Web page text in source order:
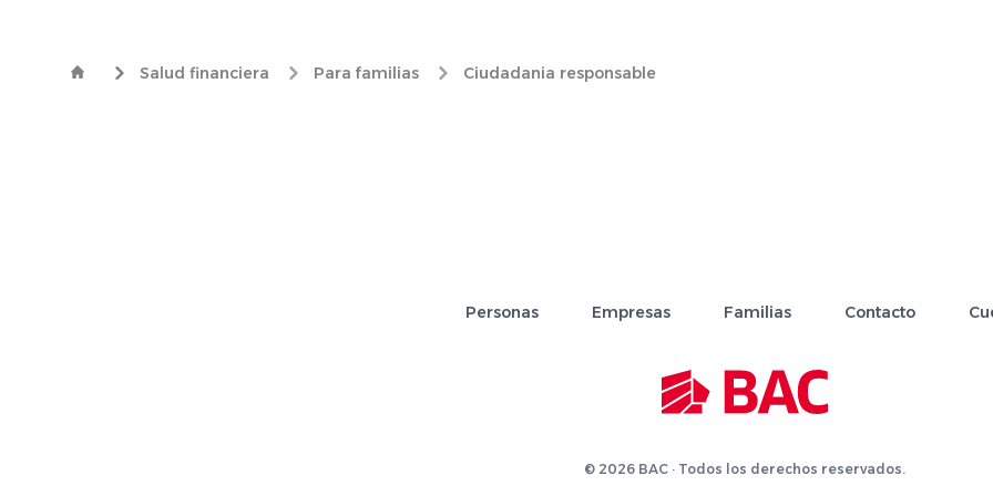
Salud financiera Para familias Ciudadania responsable
Personas Empresas Familias Contacto
© 2026 BAC · Todos los derechos reservados.